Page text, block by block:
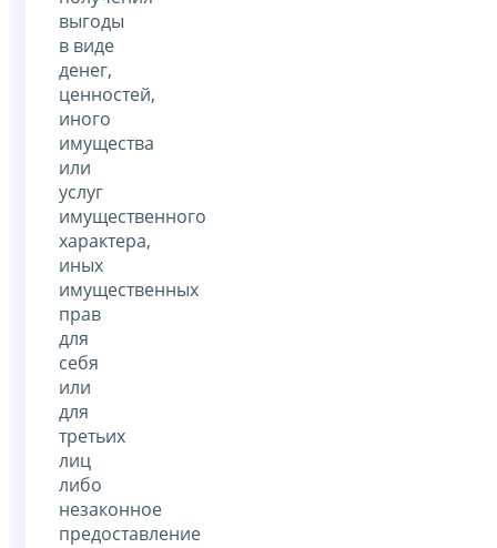
выгоды
в виде
денег,
ценностей,
иного
имущества
или
услуг
имущественного
характера,
иных
имущественных
прав
для
себя
или
для
третьих
лиц
либо
незаконное
предоставление